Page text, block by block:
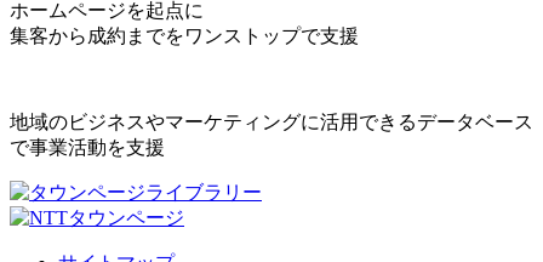
ホームページを起点に
集客から成約までをワンストップで支援
地域のビジネスやマーケティングに活用できるデータベース
で事業活動を支援